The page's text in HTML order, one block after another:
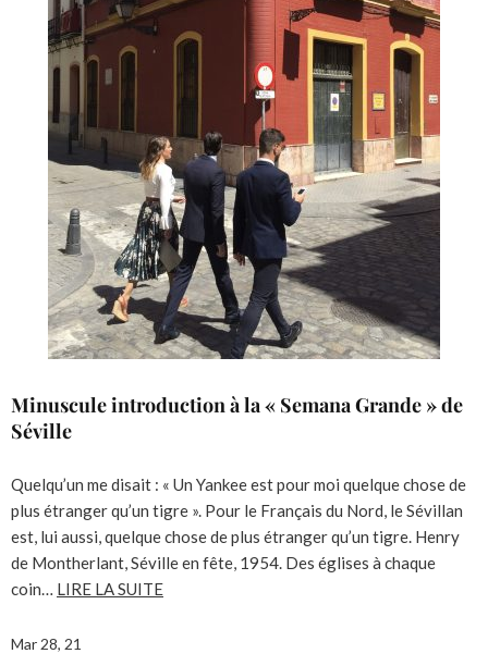
Minuscule introduction à la « Semana Grande » de
Séville
Quelqu’un me disait : « Un Yankee est pour moi quelque chose de
plus étranger qu’un tigre ». Pour le Français du Nord, le Sévillan
est, lui aussi, quelque chose de plus étranger qu’un tigre. Henry
de Montherlant, Séville en fête, 1954. Des églises à chaque
coin… LIRE LA SUITE
Mar 28, 21